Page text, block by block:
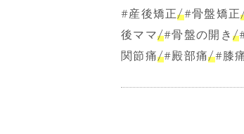
#産後矯正/#骨盤矯正
後ママ/#骨盤の開き/
関節痛/#殿部痛/#膝